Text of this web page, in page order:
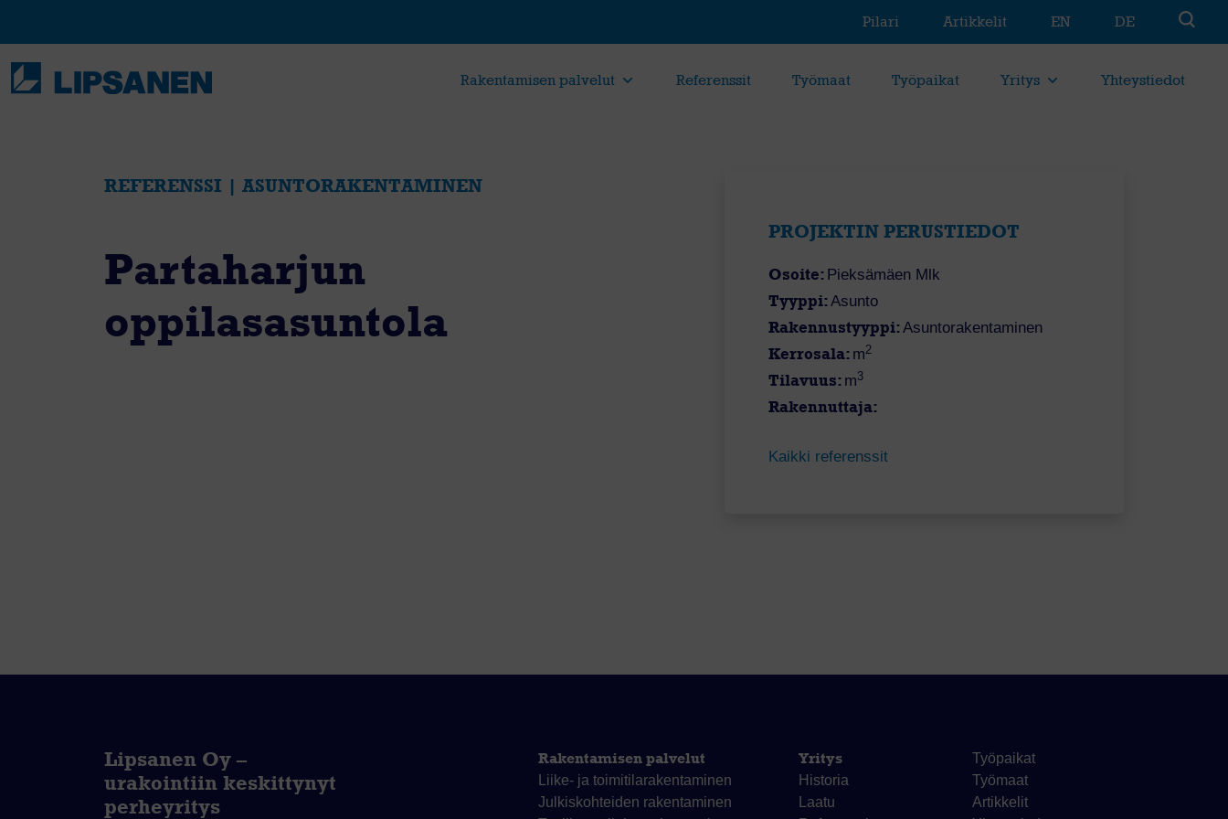
Pilari Artikkelit EN DE
Rakentamisen palvelut Referenssit Työmaat Työpaikat Yritys Yhteystiedot
REFERENSSI | ASUNTORAKENTAMINEN
Partaharjun
oppilasasuntola
PROJEKTIN PERUSTIEDOT
Osoite: Pieksämäen Mlk
Tyyppi:Asunto
Rakennustyyppi:Asuntorakentaminen
Kerrosala: m2
Tilavuus: m3
Rakennuttaja:
Kaikki referenssit
Lipsanen Oy –
urakointiin keskittynyt
perheyritys
Rakentamisen palvelut
Liike- ja toimitila­rakentaminen
Julkiskohteiden rakentaminen
Yritys
Historia
Laatu
Työpaikat
Työmaat
Artikkelit